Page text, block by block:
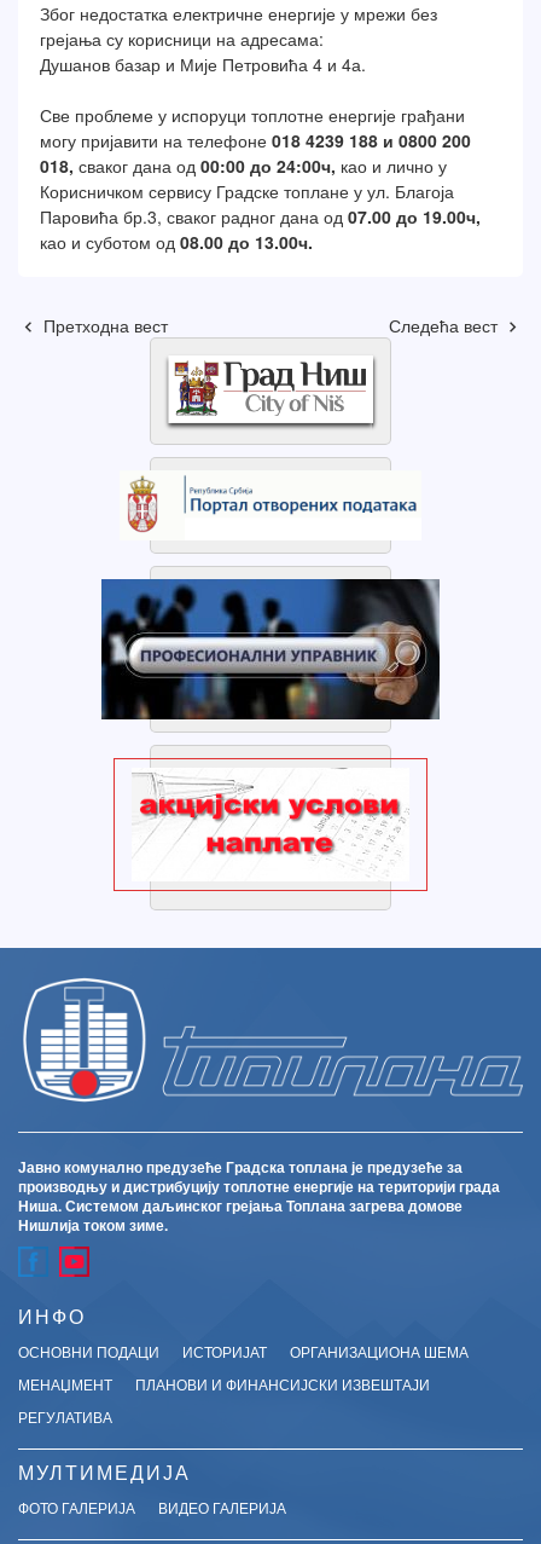
Због недостатка електричне енергије у мрежи без
грејања су корисници на адресама:
Душанов базар и Мије Петровића 4 и 4а.
Све проблеме у испоруци топлотне енергије грађани
могу пријавити на телефоне 018 4239 188 и 0800 200
018, сваког дана од 00:00 до 24:00ч, као и лично у
Корисничком сервису Градске топлане у ул. Благоја
Паровића бр.3, сваког радног дана од 07.00 до 19.00ч,
као и суботом од 08.00 до 13.00ч.
keyboard_arrow_left Претходна вест Следећа вест keyboard_arrow_right
Јавно комунално предузеће Градска топлана је предузеће за
производњу и дистрибуцију топлотне енергије на територији града
Ниша. Системом даљинског грејања Топлана загрева домове
Нишлија током зиме.
ИНФО
ОСНОВНИ ПОДАЦИ ИСТОРИЈАТ
ОРГАНИЗАЦИОНА ШЕМА
МЕНАЏМЕНТ
ПЛАНОВИ И ФИНАНСИЈСКИ ИЗВЕШТАЈИ
РЕГУЛАТИВА
МУЛТИМЕДИЈА
ФОТО ГАЛЕРИЈА ВИДЕО ГАЛЕРИЈА